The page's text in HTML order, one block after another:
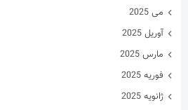
می 2025
آوریل 2025
مارس 2025
فوریه 2025
ژانویه 2025